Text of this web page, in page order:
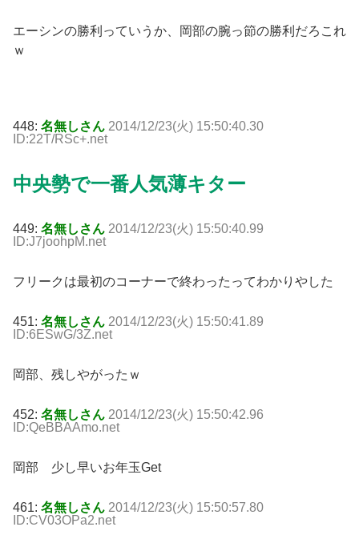
エーシンの勝利っていうか、岡部の腕っ節の勝利だろこれ
ｗ
448: 名無しさん 2014/12/23(火) 15:50:40.30
ID:22T/RSc+.net
中央勢で一番人気薄キター
449: 名無しさん 2014/12/23(火) 15:50:40.99
ID:J7joohpM.net
フリークは最初のコーナーで終わったってわかりやした
451: 名無しさん 2014/12/23(火) 15:50:41.89
ID:6ESwG/3Z.net
岡部、残しやがったｗ
452: 名無しさん 2014/12/23(火) 15:50:42.96
ID:QeBBAAmo.net
岡部 少し早いお年玉Get
461: 名無しさん 2014/12/23(火) 15:50:57.80
ID:CV03OPa2.net